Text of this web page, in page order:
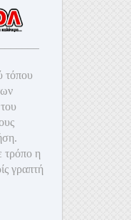
τόπου
τρόπο η
γραπτή